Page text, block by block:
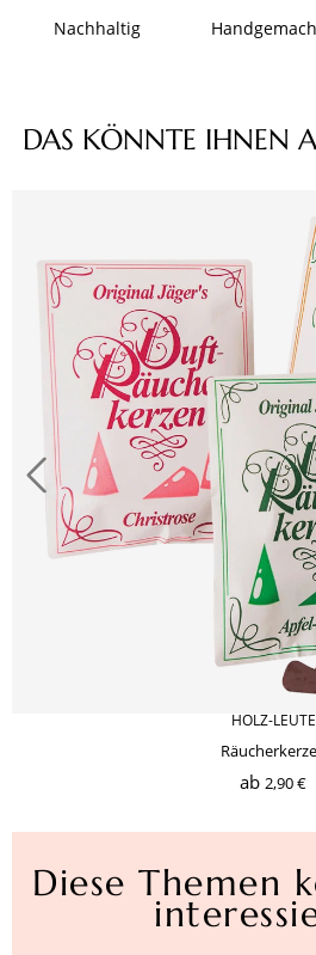
Nachhaltig
Produktgalerie überspringen
DAS KÖNNTE IHNEN
HOLZ-LEUTE
ab 2,90 €
Diese Themen